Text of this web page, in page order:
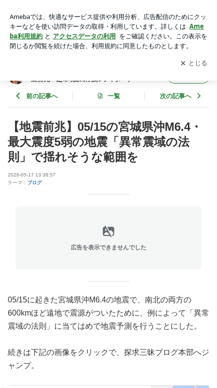
常震域の法則」で揺れそうな範囲を | 探求三昧ブログAmeba支
部 by 百瀬直也（地震前兆・超常現象研究家/ライター）
アプリをダウンロードして ブログの更新通知
を受け取りまし
ょう。
開く
震前兆・超常現象研究家/ライター）
前の記事へ 一覧 次の記事へ
【地震前兆】05/15の宮城県沖M6.4・
最大震度5弱の地震「異常震域の法
則」で揺れそうな範囲を
2026-05-17 13:38:57
テーマ： ブログ
広告を表示できませんでした
05/15に起きた宮城県沖M6.4の地震で、南北の両方の
600kmほど遠地で震源がついたために、例によって「異常
震域の法則」に当てはめで地震予測を行うことにした。
続きは下記の画像をクリックで、探求三昧ブログ本部へジ
ャンプ。